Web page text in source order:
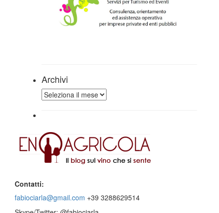
Archivi
Archivi
Contatti:
fabiociarla@gmail.com +39 3288629514